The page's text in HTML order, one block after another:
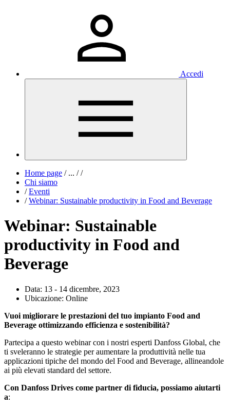
Accedi
Home page /... / /
Chi siamo
/ Eventi
/ Webinar: Sustainable productivity in Food and Beverage
Webinar: Sustainable
productivity in Food and
Beverage
Data: 13 - 14 dicembre, 2023
Ubicazione: Online
Vuoi migliorare le prestazioni del tuo impianto Food and
Beverage ottimizzando efficienza e sostenibilità?
Partecipa a questo webinar con i nostri esperti Danfoss Global, che
ti sveleranno le strategie per aumentare la produttività nelle tua
applicazioni tipiche del mondo del Food and Beverage, allineandole
ai più elevati standard del settore.
Con Danfoss Drives come partner di fiducia, possiamo aiutarti
a: